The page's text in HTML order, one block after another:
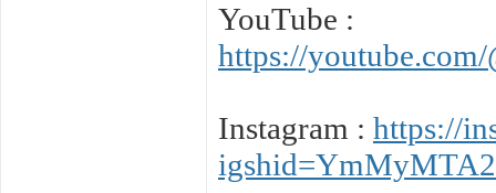
YouTube :
https://
Instagram : https://